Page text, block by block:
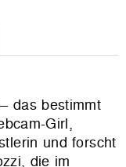
das bestimmt
Girl,
und forscht
die im